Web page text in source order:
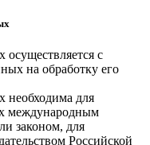
с
на обработку его
необходима для
международным
законом, для
Российской